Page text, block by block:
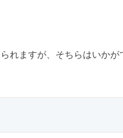
れますが、そちらはいかが